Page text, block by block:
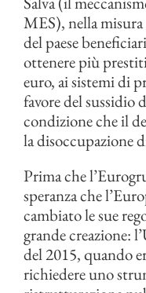
MES), nella
del paese
ottenere più
euro, ai sistemi di
favore del sussidio
condizione che il
la disoccupazione
Prima che
speranza che
cambiato le sue
grande creazione:
del 2015, quando
richiedere uno